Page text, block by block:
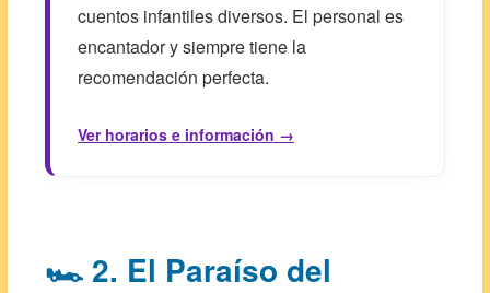
cuentos infantiles diversos. El personal es
encantador y siempre tiene la
recomendación perfecta.
Ver horarios e información →
🏎️ 2. El Paraíso del